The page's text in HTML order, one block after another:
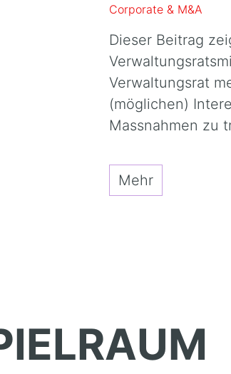
Corporate & M&A
Dieser Beitrag
Verwaltungsrat
(möglichen)
Massnahmen zu
Mehr